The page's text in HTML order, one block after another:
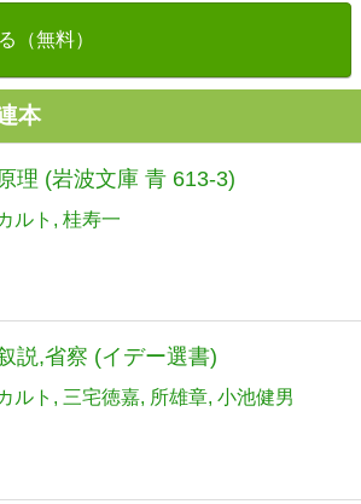
（無料）
本
理 (岩波文庫 青 613-3)
ルト 桂寿一
説,省察 (イデー選書)
ルト 三宅徳嘉 所雄章 小池健男